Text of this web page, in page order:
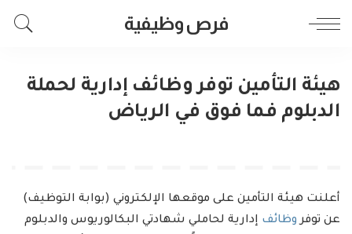
فرص وظيفية
هيئة التأمين توفر وظائف إدارية لحملة
الدبلوم فما فوق في الرياض
أعلنت هيئة التأمين على موقعها الإلكتروني (بوابة التوظيف)
عن توفروظائف إدارية لحاملي شهادتي البكالوريوس والدبلوم